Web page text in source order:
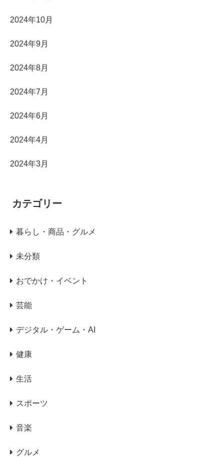
2024年10月
2024年9月
2024年8月
2024年7月
2024年6月
2024年4月
2024年3月
カテゴリー
暮らし・商品・グルメ
未分類
おでかけ・イベント
芸能
デジタル・ゲーム・AI
健康
生活
スポーツ
音楽
グルメ